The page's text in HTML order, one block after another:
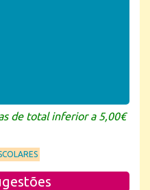
de total inferior a 5,00€